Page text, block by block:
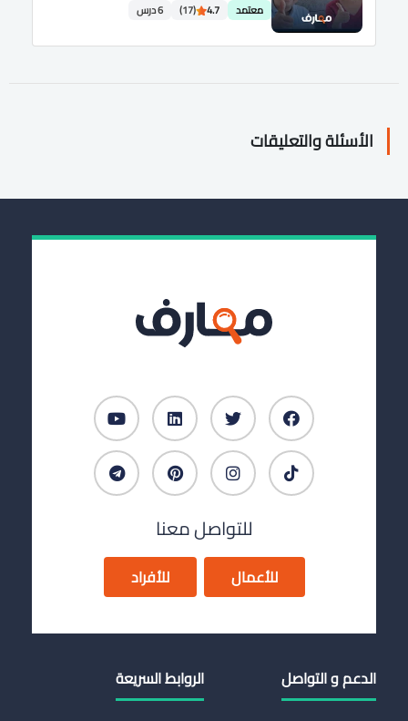
معتمد 4.7
(17) 6 درس
الأسئلة والتعليقات
للتواصل معنا
للأعمال للأفراد
الدعم و التواصل الروابط السريعة